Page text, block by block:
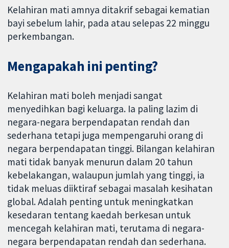
Kelahiran mati amnya ditakrif sebagai kematian
bayi sebelum lahir, pada atau selepas 22 minggu
perkembangan.
Mengapakah ini penting?
Kelahiran mati boleh menjadi sangat
menyedihkan bagi keluarga. Ia paling lazim di
negara-negara berpendapatan rendah dan
sederhana tetapi juga mempengaruhi orang di
negara berpendapatan tinggi. Bilangan kelahiran
mati tidak banyak menurun dalam 20 tahun
kebelakangan, walaupun jumlah yang tinggi, ia
tidak meluas diiktiraf sebagai masalah kesihatan
global. Adalah penting untuk meningkatkan
kesedaran tentang kaedah berkesan untuk
mencegah kelahiran mati, terutama di negara-
negara berpendapatan rendah dan sederhana.